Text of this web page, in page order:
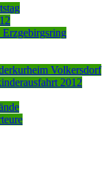
Volkersdorf
2012